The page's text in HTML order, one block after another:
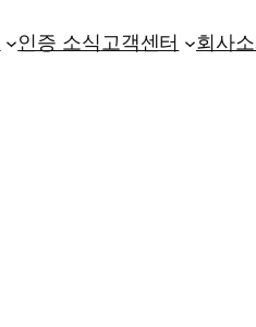
인증 소식고객센터 회사